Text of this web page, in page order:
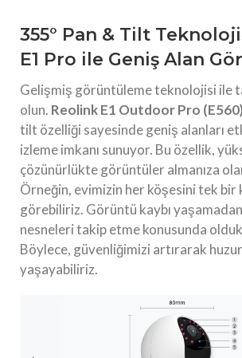
355° Pan & Tilt
E1 Pro ile Geniş Alan
Gelişmiş görüntüleme teknolojisi ile
olun. Reolink E1 Outdoor Pro (E560)
tilt özelliği sayesinde geniş alanları
izleme imkanı sunuyor. Bu özellik,
çözünürlükte görüntüler almanıza
Örneğin, evimizin her köşesini tek bir
görebiliriz. Görüntü kaybı
nesneleri takip etme konusunda
Böylece, güvenliğimizi artırarak
yaşayabiliriz.